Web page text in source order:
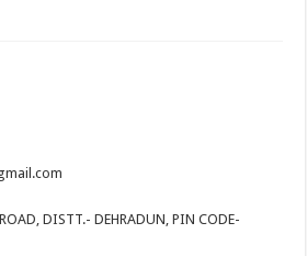
DISTT.- DEHRADUN, PIN CODE-